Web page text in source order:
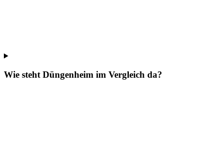
Wie steht Düngenheim im Vergleich da?